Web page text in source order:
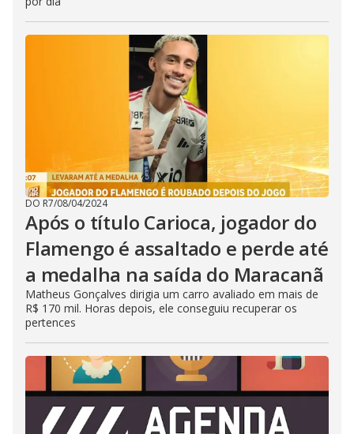
DO R7/08/04/2024
Após o título Carioca, jogador do
Flamengo é assaltado e perde até
a medalha na saída do Maracanã
Matheus Gonçalves dirigia um carro avaliado em mais de
R$ 170 mil. Horas depois, ele conseguiu recuperar os
pertences